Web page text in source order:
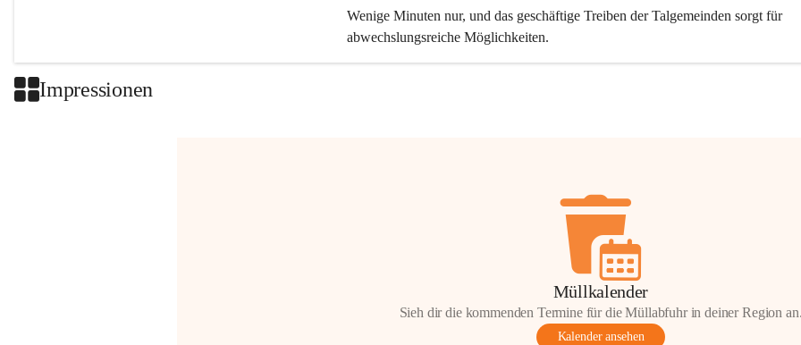
Wenige Minuten nur, und das geschäftige Treiben der Talgemeinden sorgt für
abwechslungsreiche Möglichkeiten.
Impressionen
Müllkalender
Sieh dir die kommenden Termine für die Müllabfuhr in deiner Region
Kalender ansehen